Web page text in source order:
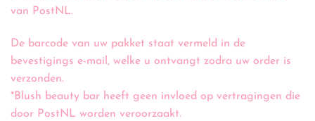
van PostNL.
De barcode van uw pakket staat vermeld in de
bevestigings e-mail, welke u ontvangt zodra uw order is
verzonden.
*Blush beauty bar heeft geen invloed op vertragingen die
door PostNL worden veroorzaakt.